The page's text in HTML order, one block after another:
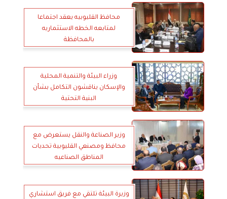
محافظ القليوبيه يعقد اجتماعا
لمتابعه الخطه الاستثماريه
بالمحافظة
وزراء البيئة والتنمية المحلية
والإسكان يناقشون التكامل بشأن
البنية التحتية
وزير الصناعة والنقل يستعرض مع
محافظ ومصنعي القليوبية تحديات
المناطق الصناعيه
وزيرة البيئة تلتقي مع فريق استشاري